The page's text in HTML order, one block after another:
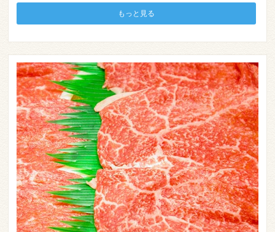
もっと見る